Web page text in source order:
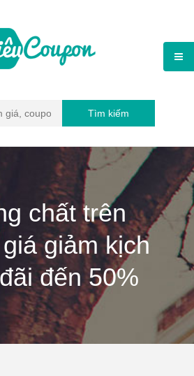
Tìm kiếm
chất trên
giảm kịch
đến 50%